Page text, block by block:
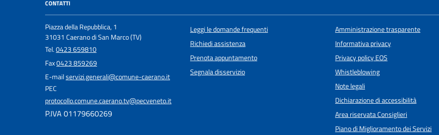
CONTATTI
Piazza della Repubblica, 1
31031 Caerano di San Marco (TV)
Tel.0423 659810
Fax0423 859269
E-mailservizi.generali@comune-caerano.it
PEC
protocollo.comune.caerano.tv@pecveneto.it
P.IVA 01179660269
Leggi le domande frequenti
Richiedi assistenza
Prenota appuntamento
Segnala disservizio
Amministrazione trasparente
Informativa privacy
Privacy policy EOS
Whistleblowing
Note legali
Dichiarazione di accessibilità
Area riservata Consiglieri
Piano di Miglioramento dei Servizi